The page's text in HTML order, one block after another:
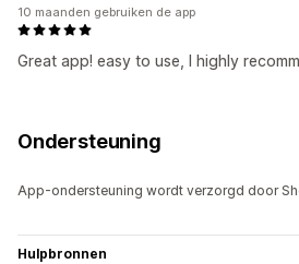
Great app! easy to use, I highly
10 maanden gebruiken de app
Ondersteuning
App-ondersteuning wordt verzorgd door
Hulpbronnen